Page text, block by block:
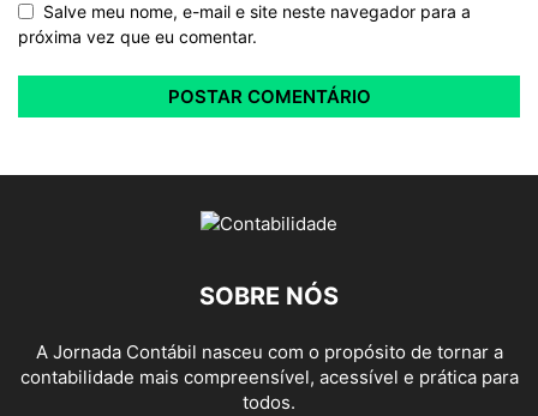
Salve meu nome, e-mail e site neste navegador para a
próxima vez que eu comentar.
SOBRE NÓS
A Jornada Contábil nasceu com o propósito de tornar a
contabilidade mais compreensível, acessível e prática para
todos.